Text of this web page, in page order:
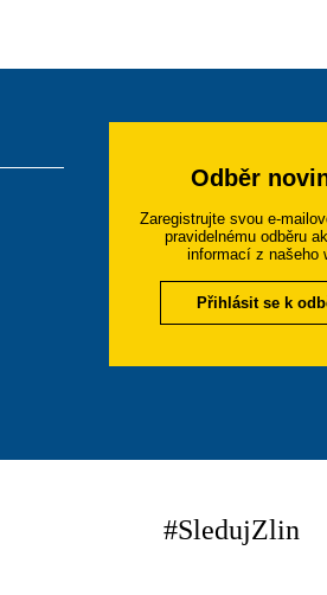
Odběr
Zaregistrujte svou e-
pravidelnému odběru
informací z našeho
Přihlásit se k
#SledujZlin